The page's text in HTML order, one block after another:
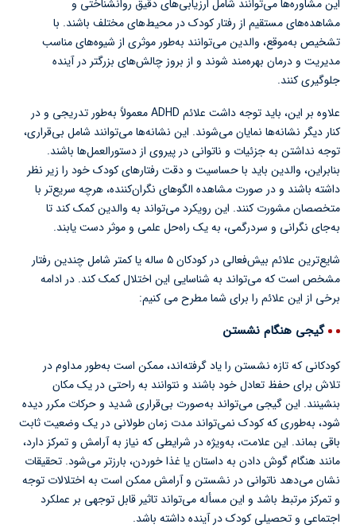
این مشاوره‌ها می‌توانند شامل ارزیابی‌های دقیق روانشناختی و
مشاهده‌های مستقیم از رفتار کودک در محیط‌های مختلف باشند. با
تشخیص به‌موقع، والدین می‌توانند به‌طور موثری از شیوه‌های مناسب
مدیریت و درمان بهره‌مند شوند و از بروز چالش‌های بزرگتر در آینده
جلوگیری کنند.
علاوه بر این، باید توجه داشت علائم ADHD معمولاً به‌طور تدریجی و در
کنار دیگر نشانه‌ها نمایان می‌شوند. این نشانه‌ها می‌توانند شامل بی‌قراری،
توجه نداشتن به جزئیات و ناتوانی در پیروی از دستورالعمل‌ها باشند.
بنابراین، والدین باید با حساسیت و دقت رفتارهای کودک خود را زیر نظر
داشته باشند و در صورت مشاهده الگوهای نگران‌کننده، هرچه سریع‌تر با
متخصصان مشورت کنند. این رویکرد می‌تواند به والدین کمک کند تا
به‌جای نگرانی و سردرگمی، به یک راه‌حل علمی و موثر دست یابند.
شایع‌ترین علائم بیش‌فعالی در کودکان ۵ ساله یا کمتر شامل چندین رفتار
مشخص است که می‌تواند به شناسایی این اختلال کمک کند. در ادامه
برخی از این علائم را برای شما مطرح می کنیم:
گیجی هنگام نشستن
کودکانی که تازه نشستن را یاد گرفته‌اند، ممکن است به‌طور مداوم در
تلاش برای حفظ تعادل خود باشند و نتوانند به راحتی در یک مکان
بنشینند. این گیجی می‌تواند به‌صورت بی‌قراری شدید و حرکات مکرر دیده
شود، به‌طوری که کودک نمی‌تواند مدت زمان طولانی در یک وضعیت ثابت
باقی بماند. این علامت، به‌ویژه در شرایطی که نیاز به آرامش و تمرکز دارد،
مانند هنگام گوش دادن به داستان یا غذا خوردن، بارزتر می‌شود. تحقیقات
نشان می‌دهد ناتوانی در نشستن و آرامش ممکن است به اختلالات توجه
و تمرکز مرتبط باشد و این مسأله می‌تواند تاثیر قابل توجهی بر عملکرد
اجتماعی و تحصیلی کودک در آینده داشته باشد.